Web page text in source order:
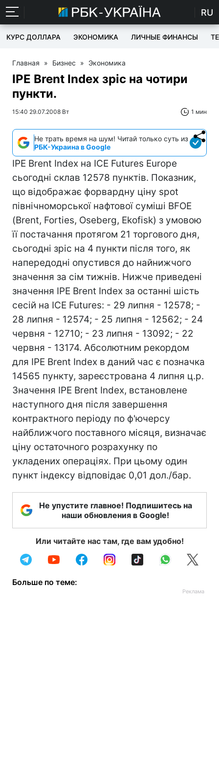
RU
КУРС ДОЛЛАРА ЭКОНОМИКА ЛИЧНЫЕ ФИНАНСЫ
Главная » Бизнес » Экономика
IPE Brent Index зріс на чотири
пункти.
15:40 29.07.2008 Вт 1 мин
Не трать время на шум! Читай только суть из
РБК-Украина в Google
IPE Brent Index на ICE Futures Europe
сьогодні склав 12578 пунктів. Показник,
що відображає форвардну ціну spot
північноморської нафтової суміші BFOE
(Brent, Forties, Oseberg, Ekofisk) з умовою
її постачання протягом 21 торгового дня,
сьогодні зріс на 4 пункти після того, як
напередодні опустився до найнижчого
значення за сім тижнів. Нижче приведені
значення IPE Brent Index за останні шість
сесій на ICE Futures: - 29 липня - 12578; -
28 липня - 12574; - 25 липня - 12562; - 24
червня - 12710; - 23 липня - 13092; - 22
червня - 13174. Абсолютним рекордом
для IPE Brent Index в даний час є позначка
14565 пункту, зареєстрована 4 липня ц.р.
Значення IPE Brent Index, встановлене
наступного дня після завершення
контрактного періоду по ф'ючерсу
найближчого поставного місяця, визначає
ціну остаточного розрахунку по
укладених операціях. При цьому один
пункт індексу відповідає 0,01 дол./бар.
Не упустите главное! Подпишитесь на
наши обновления в Google!
Или читайте нас там, где вам удобно!
Больше по теме: